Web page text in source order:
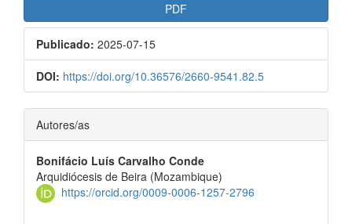
PDF
Publicado: 2025-07-15
DOI: https://doi.org/10.36576/2660-9541.82.5
Contenido
principal
del
artículo
Autores/as
Bonifácio Luís Carvalho Conde
Arquidiócesis de Beira (Mozambique)
https://orcid.org/0009-0006-1257-2796